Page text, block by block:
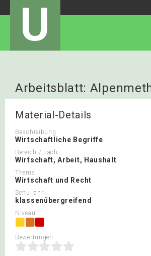
U
Arbeitsblatt:
Material-Details
Beschreibung
Wirtschaftliche Begriffe
Bereich / Fach
Wirtschaft, Arbeit, Haushalt
Thema
Wirtschaft und Recht
Schuljahr
klassenübergreifend
Niveau
Bewertungen